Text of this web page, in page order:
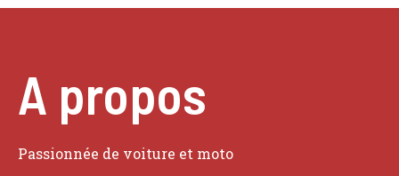
A propos
Passionnée de voiture et moto